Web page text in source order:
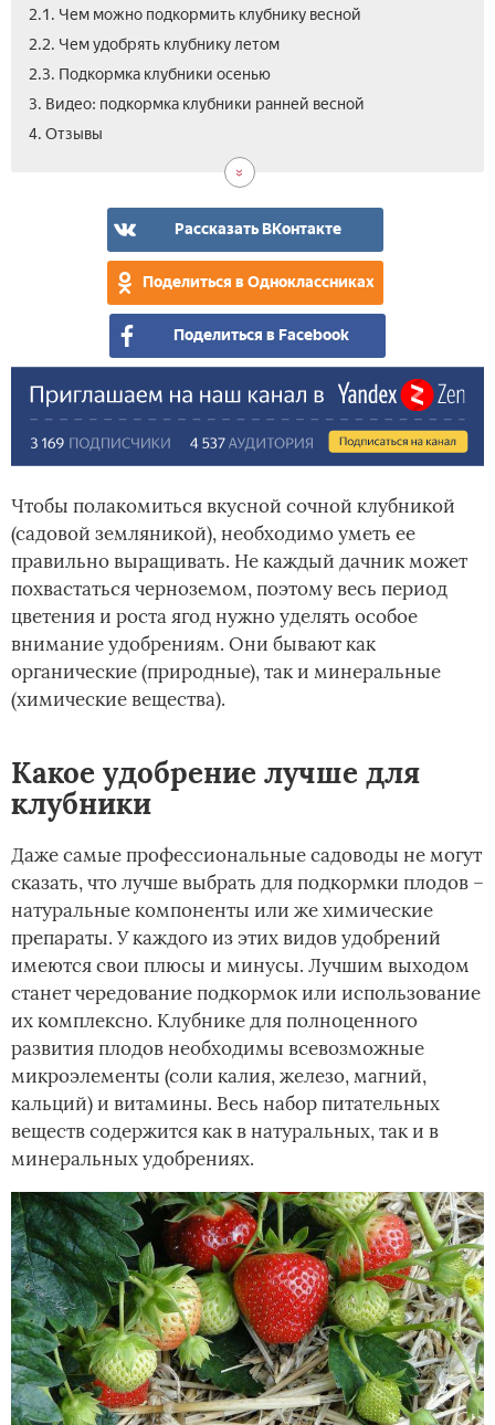
2.1. Чем можно подкормить клубнику весной
2.2. Чем удобрять клубнику летом
2.3. Подкормка клубники осенью
3. Видео: подкормка клубники ранней весной
4. Отзывы
Рассказать ВКонтакте
Поделиться в Одноклассниках
Поделиться в Facebook
Чтобы полакомиться вкусной сочной клубникой
(садовой земляникой), необходимо уметь ее
правильно выращивать. Не каждый дачник может
похвастаться черноземом, поэтому весь период
цветения и роста ягод нужно уделять особое
внимание удобрениям. Они бывают как
органические (природные), так и минеральные
(химические вещества).
Какое удобрение лучше для
клубники
Даже самые профессиональные садоводы не могут
сказать, что лучше выбрать для подкормки плодов –
натуральные компоненты или же химические
препараты. У каждого из этих видов удобрений
имеются свои плюсы и минусы. Лучшим выходом
станет чередование подкормок или использование
их комплексно. Клубнике для полноценного
развития плодов необходимы всевозможные
микроэлементы (соли калия, железо, магний,
кальций) и витамины. Весь набор питательных
веществ содержится как в натуральных, так и в
минеральных удобрениях.